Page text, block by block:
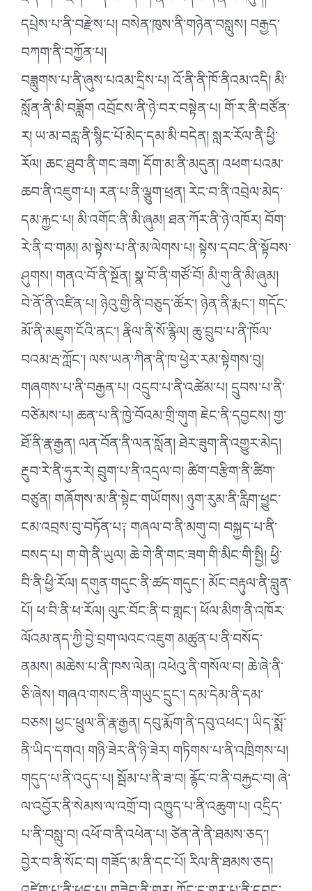
དཔྲེས་པ་ནི་བརྫེས་པ། བསེན་ཁུས་ནི་གཉེན་བསླུས། བརྒྱད་
བཀག་ནི་བཀྱོན་པ།
བཟླུགས་པ་ནི་ཞུས་པའམ་དྲིས་པ། འོ་ནི་ནི་ཁོ་ནིའམ་འདི། མི་
སློན་ནི་མི་བཟློག འབྲོངས་ནི་ཉེ་བར་བསྟེན་པ། གོ་ར་ནི་བཙོན་
ར། ཡ་མ་བརླ་ནི་སྙིང་པོ་མེད་དམ་མི་བདེན། སླར་རོལ་ནི་ཕྱི་
རོལ། ཆང་ཐུབ་ནི་གང་ཟག། དོག་མ་ནི་མདུན། འཕག་པའམ་
ཆབ་ནི་འཇུག་པ། རན་པ་ནི་ལྕུག་ཕྲན། རེང་བ་ནི་འབྲེལ་མེད་
དམ་རྐྱང་པ། མི་འགོང་ནི་མི་ཞུམ། ཐན་ཀོར་ནི་ཉེ་འཁོར། བོག་
རེ་ནི་བ་གམ། མ་སྟེས་པ་ནི་མ་ལེགས་པ། སྟེས་དབང་ནི་སྟོབས་
ཤུགས། གནའ་བོ་ནི་སྔོན། སྣ་བོ་ནི་གཙོ་བོ། མི་གུ་ནི་མི་ཞུམ།
བེ་ནོ་ནི་འཛིན་པ། ཉེའུ་གྱི་ནི་བཅུད་ཚོར༌། ཉེན་ནི་རྨང༌། གདོང་
མོ་ནི་མཇུག་ངོའི་ནང༌། རྣིལ་ནི་སོ་རྙིལ། ཆུ་བྲུབ་པ་ནི་ཁོལ་
བའམ་རྦ་ཀློང༌། ལས་ཡན་ཀིན་ནི་ཁ་ཕྱེར་རམ་སྟེགས་བུ།
གཞགས་པ་ནི་བརྒྱན་པ། འདྲུབ་པ་ནི་འཚེམ་པ། དྲུབས་པ་ནི་
བཙེམས་པ། ཆན་པ་ནི་ཁྱེ་བོའམ་གྲི་གུག ཇེང་ནི་དབྱངས། གྱ་
ཐོ་ནི་རྣ་རྒྱན། ལན་བོན་ནི་ལན་སློན། ཐེར་ཟུག་ནི་འགྱུར་མེད།
རྔུབ་རེ་ནི་ཧུར་རེ། བྲུག་པ་ནི་འདྲལ་བ། ཚིག་བརྩིག་ནི་ཚིག་
བཙུན། གཞོགས་མ་ནི་སྟེང་གཡོགས། ཉུག་རུམ་ནི་རླིག་ཕྱུང་
ངམ་འབྲས་བུ་བཏོན་པ༑ གཞལ་བ་ནི་མགུ་བ། བསྐྱད་པ་ནི་
བསད་པ། ག་གེ་ནི་ཡུལ། ཆེ་གེ་ནི་གང་ཟག་གི་མིང་གི་སྤྱི། ཕྱི་
བི་ནི་ཕྱི་རོལ། དགུན་གདུང་ནི་ཚད་གདུང༌། མོང་བརྟུལ་ནི་བླུན་
པོ། ཕ་བི་ནི་ཕ་རོལ། ལུང་བོང་ནི་བ་གླང༌། ཕོལ་མིག་ནི་འཁོར་
ལོའམ་ནད་ཀྱི་བྱེ་བྲག་ལའང་འཇུག མཚུན་པ་ནི་བསོད་
ནམས། མཆེས་པ་ནི་ཁས་ལེན། འཕེའུ་ནི་གསོལ་བ། ཆེ་ཞེ་ནི་
ཅི་ཞེས། གཞའ་གསང་ནི་གཡུང་དྲུང༌། དམ་དེམ་ནི་དམ་
བཅས། ཕྱང་ཕྲུལ་ནི་རྣ་རྒྱན། དབུ་རྨོག་ནི་དབུ་འཕང༌། ཡིད་སྨོ་
ནི་ཡིད་དགའ། གཉི་ཟེར་ནི་ཉི་ཟེར། གཏིགས་པ་ནི་འཁྲིགས་པ།
གདུད་པ་ནི་འདུད་པ། སྦོམ་པ་ནི་ཟ་བ། རྙོང་བ་ནི་བརྐྱང་བ། ཞེ་
ལ་འབྱོར་ནི་སེམས་ལ་འགྲོ་བ། འཁྱུད་པ་ནི་འཆུག་པ། འདྲིད་
པ་ནི་བསླུ་བ། འཕོ་བ་ནི་འཕེན་པ། ཙེན་ནེ་ནི་ཐམས་ཅད༌།
བྱེར་བ་ནི་སོང་བ། གཟོད་མ་ནི་དང་པོ། རིལ་ནི་ཐམས་ཅད།